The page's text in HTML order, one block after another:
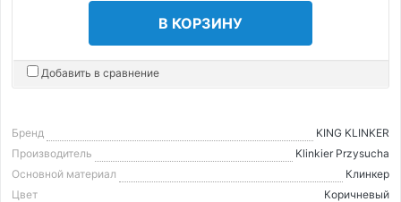
В КОРЗИНУ
Добавить в сравнение
Бренд
KING KLINKER
Производитель
Klinkier Przysucha
Основной материал
Клинкер
Цвет
Коричневый